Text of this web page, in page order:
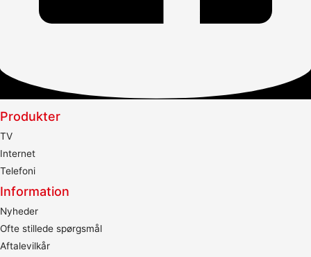
Produkter
TV
Internet
Telefoni
Information
Nyheder
Ofte stillede spørgsmål
Aftalevilkår